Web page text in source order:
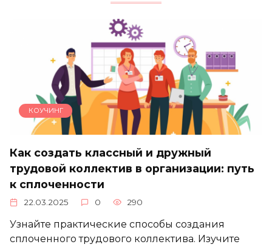
КОУЧИНГ
Как создать классный и дружный
трудовой коллектив в организации: путь
к сплоченности
22.03.2025 0 290
Узнайте практические способы создания
сплоченного трудового коллектива. Изучите